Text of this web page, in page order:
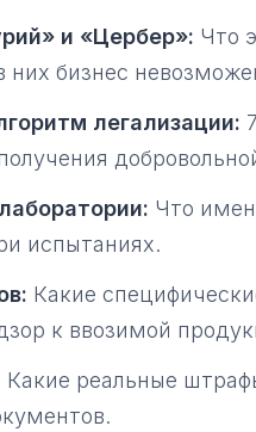
и «Цербер»: Что
них бизнес
легализации:
Что
испытаниях.
Какие
к ввозимой
Какие реальные